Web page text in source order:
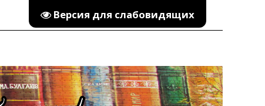
Версия для слабовидящих